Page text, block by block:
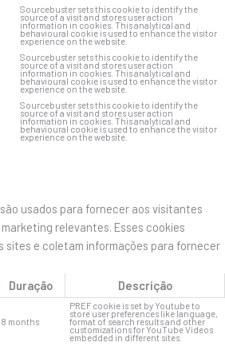
Sourcebuster sets this cookie to identify the
source of a visit and stores user action
information in cookies. This analytical and
behavioural cookie is used to enhance the visitor
experience on the website.
Sourcebuster sets this cookie to identify the
source of a visit and stores user action
information in cookies. This analytical and
behavioural cookie is used to enhance the visitor
experience on the website.
Sourcebuster sets this cookie to identify the
source of a visit and stores user action
information in cookies. This analytical and
behavioural cookie is used to enhance the visitor
experience on the website.
usados ​​para fornecer aos visitantes
relevantes. Esses cookies
sites e coletam informações para fornecer
Duração Descrição
8 months
PREF cookie is set by Youtube to
store user preferences like language,
format of search results and other
customizations for YouTube Videos
embedded in different sites.